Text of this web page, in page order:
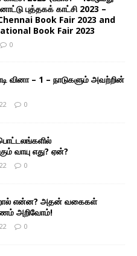
புத்தகக் காட்சி 2023 –
Book Fair 2023 and
Book Fair 2023
0
வினா – 1 – நாடுகளும் அவற்றின்
0
வாயு எது? ஏன்?
0
என்ன? அதன் வகைகள்
அறிவோம்!
0